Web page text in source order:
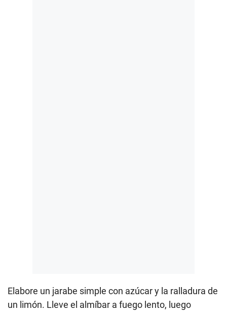
Elabore un jarabe simple con azúcar y la ralladura de
un limón. Lleve el almíbar a fuego lento, luego